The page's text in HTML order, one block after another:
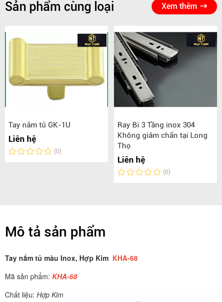
Sản phẩm cùng loại Xem thêm
Tay nắm tủ GK-1U
Liên hệ
(0)
Ray Bi 3 Tầng inox 304
Không giảm chấn tại Long
Thọ
Liên hệ
(0)
Mô tả sản phẩm
Tay nắm tủ màu Inox, Hợp Kim KHA-68
Mã sản phẩm: KHA-68
Chất liệu: Hợp Kim